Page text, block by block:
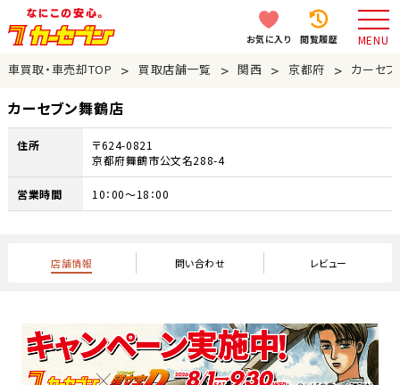
お気に入り 閲覧履歴 MENU
車買取・車売却TOP > 買取店舗一覧 > 関西 > 京都府 > カーセ
カーセブン舞鶴店
住所
〒624-0821
京都府舞鶴市公文名288-4
営業時間 10：00～18：00
店舗情報 問い合わせ レビュー